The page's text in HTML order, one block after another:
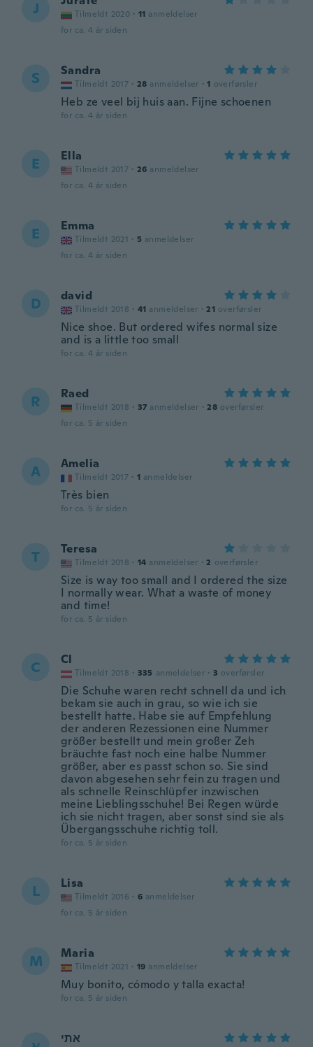
J Tilmeldt 2020 · 11 anmeldelser
for ca. 4 år siden
S Sandra
Tilmeldt 2017 · 28 anmeldelser · 1 overførsler
Heb ze veel bij huis aan. Fijne schoenen
for ca. 4 år siden
E Ella
Tilmeldt 2017 · 26 anmeldelser
for ca. 4 år siden
E Emma
Tilmeldt 2021 · 5 anmeldelser
for ca. 4 år siden
D david
Tilmeldt 2018 · 41 anmeldelser · 21 overførsler
Nice shoe. But ordered wifes normal size
and is a little too small
for ca. 4 år siden
R Raed
Tilmeldt 2018 · 37 anmeldelser · 28 overførsler
for ca. 5 år siden
A Amelia
Tilmeldt 2017 · 1 anmeldelser
Très bien
for ca. 5 år siden
T Teresa
Tilmeldt 2018 · 14 anmeldelser · 2 overførsler
Size is way too small and I ordered the size
I normally wear. What a waste of money
and time!
for ca. 5 år siden
C Cl
Tilmeldt 2018 · 335 anmeldelser · 3 overførsler
Die Schuhe waren recht schnell da und ich
bekam sie auch in grau, so wie ich sie
bestellt hatte. Habe sie auf Empfehlung
der anderen Rezessionen eine Nummer
größer bestellt und mein großer Zeh
bräuchte fast noch eine halbe Nummer
größer, aber es passt schon so. Sie sind
davon abgesehen sehr fein zu tragen und
als schnelle Reinschlüpfer inzwischen
meine Lieblingsschuhe! Bei Regen würde
ich sie nicht tragen, aber sonst sind sie als
Übergangsschuhe richtig toll.
for ca. 5 år siden
L Lisa
Tilmeldt 2016 · 6 anmeldelser
for ca. 5 år siden
M Maria
Tilmeldt 2021 · 19 anmeldelser
Muy bonito, cómodo y talla exacta!
for ca. 5 år siden
אתי